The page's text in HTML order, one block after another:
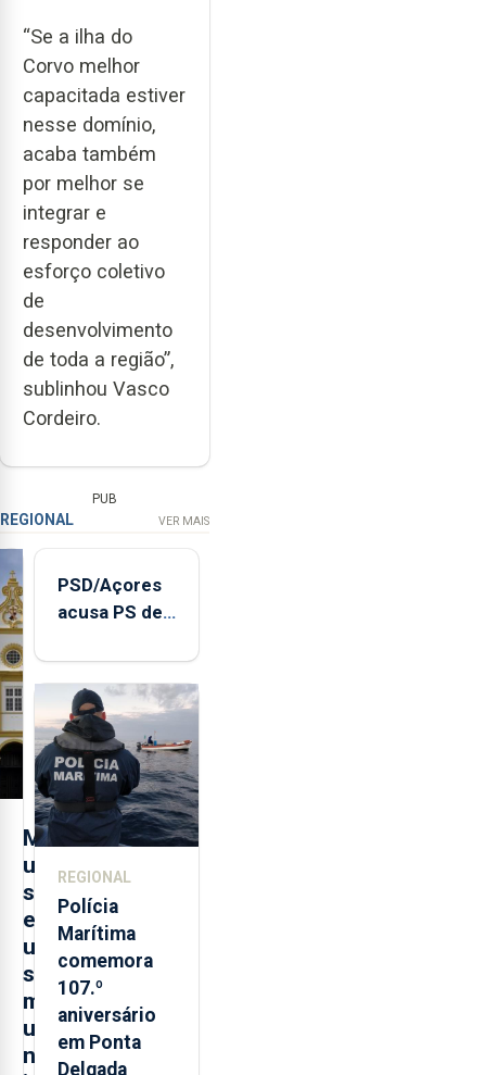
“Se a ilha do
Corvo melhor
capacitada estiver
nesse domínio,
acaba também
por melhor se
integrar e
responder ao
esforço coletivo
de
desenvolvimento
de toda a região”,
sublinhou Vasco
Cordeiro.
PUB
REGIONAL VER MAIS
M
u
s
e
u
s
m
u
n
PSD/Açores
acusa PS de
contraditória"
sobre
evolução
turística
REGIONAL
Polícia
Marítima
comemora
107.º
aniversário
em Ponta
Delgada